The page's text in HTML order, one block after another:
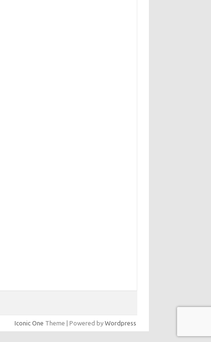
Iconic One Theme | Powered by Wordpress